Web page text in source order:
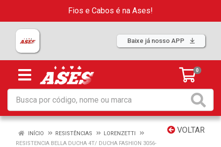
Fios e Cabos é na Ases!
Baixe já nosso APP
0
VOLTAR
INÍCIO RESISTÊNCIAS
LORENZETTI
RESISTENCIA BELLA DUCHA 4T/ DUCHA FASHION 3056-